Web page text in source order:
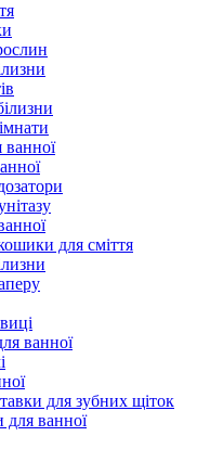
ванної
для сміття
ванної
для зубних щіток
для ванної